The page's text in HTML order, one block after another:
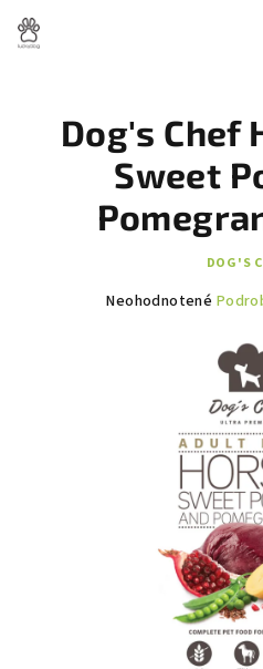
obsah
Dog's Chef
Sweet
DOG'S
Priemerné
hviezdičiek.
Neohodnotené